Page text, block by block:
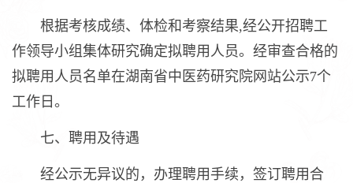
根据考核成绩、体检和考察结果,经公开招聘工
作领导小组集体研究确定拟聘用人员。经审查合格的
拟聘用人员名单在湖南省中医药研究院网站公示7个
工作日。
七、聘用及待遇
经公示无异议的，办理聘用手续，签订聘用合